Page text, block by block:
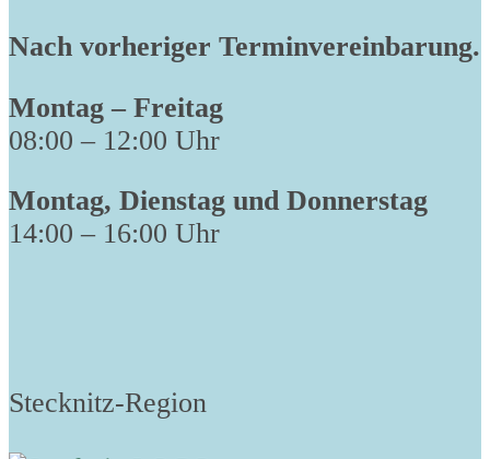
Nach vorheriger Terminvereinbarung.
Montag – Freitag
08:00 – 12:00 Uhr
Montag, Dienstag und Donnerstag
14:00 – 16:00 Uhr
Stecknitz-Region